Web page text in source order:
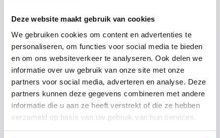
Deze website maakt gebruik van cookies
We gebruiken cookies om content en advertenties te
personaliseren, om functies voor social media te bieden
en om ons websiteverkeer te analyseren. Ook delen we
informatie over uw gebruik van onze site met onze
partners voor social media, adverteren en analyse. Deze
partners kunnen deze gegevens combineren met andere
informatie die u aan ze heeft verstrekt of die ze hebben
verzameld op basis van uw gebruik van hun services.
Reviews
Kunnen we je helpen?
085-2121757
info@heebra.com